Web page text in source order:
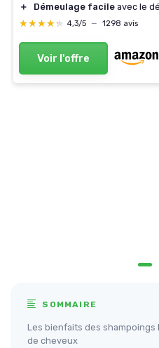
＋
Démeulage facile avec le
★★★★★
★★★★★ 4,3/5 — 1298 avis
Voir l'offre
SOMMAIRE
Les bienfaits des
de cheveux